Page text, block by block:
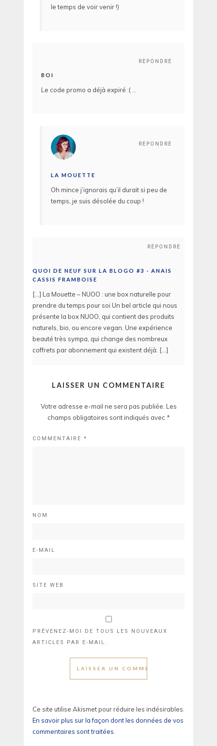
le temps de voir venir !)
REPONDRE
BOI
Le code promo a déjà expiré :( …
REPONDRE
LA MOUETTE
Oh mince j’ignorais qu’il durait si peu de
temps, je suis désolée du coup !
REPONDRE
QUOI DE NEUF SUR LA BLOGO #3 - ANAIS
CASSIS FRAMBOISE
[…] La Mouette – NUOO : une box naturelle pour
prendre du temps pour soi Un bel article qui nous
présente la box NUOO, qui contient des produits
naturels, bio, ou encore vegan. Une expérience
beauté très sympa, qui change des nombreux
coffrets par abonnement qui existent déjà. […]
LAISSER UN COMMENTAIRE
Votre adresse e-mail ne sera pas publiée. Les
champs obligatoires sont indiqués avec *
COMMENTAIRE *
NOM
E-MAIL
SITE WEB
PRÉVENEZ-MOI DE TOUS LES NOUVEAUX
ARTICLES PAR E-MAIL.
Ce site utilise Akismet pour réduire les indésirables.
En savoir plus sur la façon dont les données de vos
commentaires sont traitées